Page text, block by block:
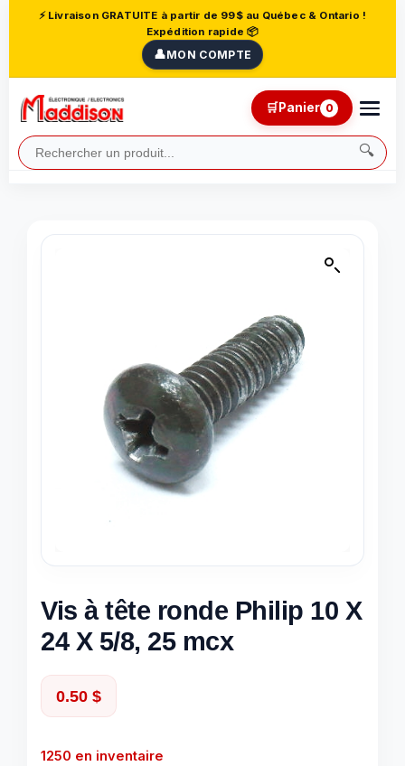
⚡ Livraison GRATUITE à partir de 99$ au Québec & Ontario !
Expédition rapide 📦
👤MON COMPTE
🔍
🛒Panier 0
Vis à tête ronde Philip 10 X
24 X 5/8, 25 mcx
0.50 $
1250 en inventaire